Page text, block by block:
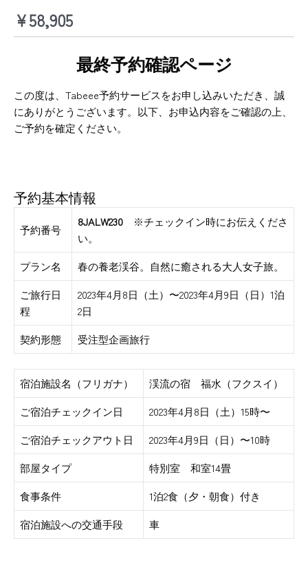
¥58,905
最終予約確認ページ
この度は、Tabeee予約サービスをお申し込みいただき、誠
にありがとうございます。以下、お申込内容をご確認の上、
ご予約を確定ください。
予約基本情報
予約番号
8JALW230 ※チェックイン時にお伝えくださ
い。
プラン名
春の養老渓谷。自然に癒される大人女子旅。
ご旅行日
程
2023年4月8日（土）〜2023年4月9日（日）1泊
2日
契約形態
受注型企画旅行
宿泊施設名（フリガナ）
渓流の宿 福水（フクスイ）
ご宿泊チェックイン日
2023年4月8日（土）15時〜
ご宿泊チェックアウト日
2023年4月9日（日）〜10時
部屋タイプ
特別室 和室14畳
食事条件
1泊2食（夕・朝食）付き
宿泊施設への交通手段
車